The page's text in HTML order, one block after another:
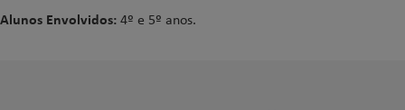
Alunos Envolvidos:4º e 5º anos.